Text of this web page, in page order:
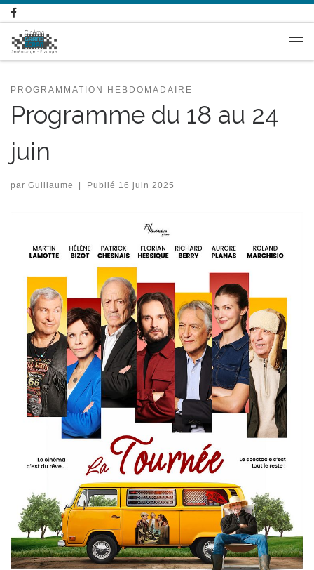
PROGRAMMATION HEBDOMADAIRE
Programme du 18 au 24
juin
par Guillaume | Publié 16 juin 2025